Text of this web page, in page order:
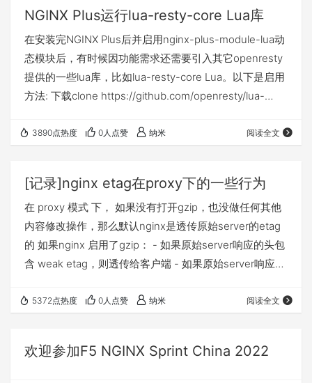
NGINX Plus运行lua-resty-core Lua库
在安装完NGINX Plus后并启用nginx-plus-module-lua动
态模块后，有时候因功能需求还需要引入其它openresty
提供的一些lua库，比如lua-resty-core Lua。以下是启用
方法: 下载clone https://github.com/openresty/lua-
https://openresty.org/download/openresty-
3890点热度 0人点赞 纳米 阅读全文
[记录]nginx etag在proxy下的一些行为
在 proxy 模式 下， 如果没有打开gzip，也没做任何其他
内容修改操作，那么默认nginx是透传原始server的etag
的 如果nginx 启用了gzip： - 如果原始server响应的头包
含 weak etag，则透传给客户端 - 如果原始server响应的
etag 根据文档
5372点热度 0人点赞 纳米 阅读全文
欢迎参加F5 NGINX Sprint China 2022